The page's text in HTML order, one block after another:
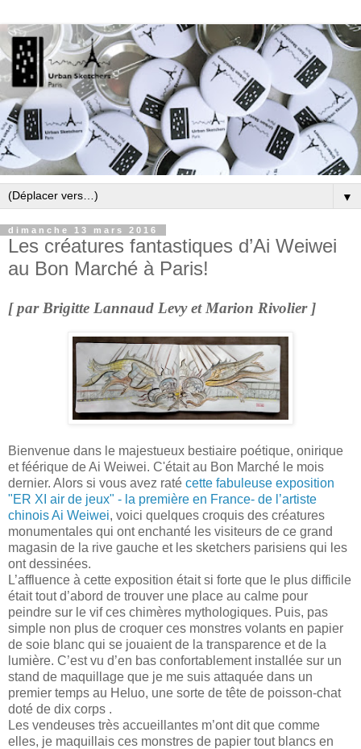
▼
dimanche 13 mars 2016
Les créatures fantastiques d’Ai Weiwei
au Bon Marché à Paris!
[ par Brigitte Lannaud Levy et Marion Rivolier ]
Bienvenue dans le majestueux bestiaire poétique, onirique
et féérique de Ai Weiwei. C'était au Bon Marché le mois
dernier. Alors si vous avez raté cette fabuleuse exposition
"ER XI air de jeux" - la première en France- de l’artiste
chinois Ai Weiwei, voici quelques croquis des créatures
monumentales qui ont enchanté les visiteurs de ce grand
magasin de la rive gauche et les sketchers parisiens qui les
ont dessinées.
L’affluence à cette exposition était si forte que le plus difficile
était tout d’abord de trouver une place au calme pour
peindre sur le vif ces chimères mythologiques. Puis, pas
simple non plus de croquer ces monstres volants en papier
de soie blanc qui se jouaient de la transparence et de la
lumière. C’est vu d’en bas confortablement installée sur un
stand de maquillage que je me suis attaquée dans un
premier temps au Heluo, une sorte de tête de poisson-chat
doté de dix corps .
Les vendeuses très accueillantes m’ont dit que comme
elles, je maquillais ces monstres de papier tout blancs en